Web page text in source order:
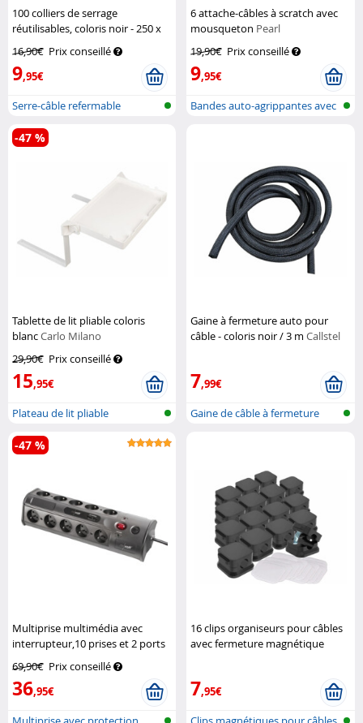
100 colliers de serrage
réutilisables, coloris noir - 250 x
16,90€ Prix conseillé
9,95€
Serre-câble refermable
6 attache-câbles à scratch avec
mousqueton Pearl
19,90€ Prix conseillé
9,95€
Bandes auto-agrippantes avec
Tablette de lit pliable coloris
blancCarlo Milano
29,90€ Prix conseillé
15,95€
-47 %
Plateau de lit pliable
Gaine à fermeture auto pour
câble - coloris noir / 3 mCallstel
7,99€
Gaine de câble à fermeture
Multiprise multimédia avec
interrupteur,10 prises et 2 ports
69,90€ Prix conseillé
36,95€
-47 %
16 clips organiseurs pour câbles
avec fermeture magnétique
7,95€